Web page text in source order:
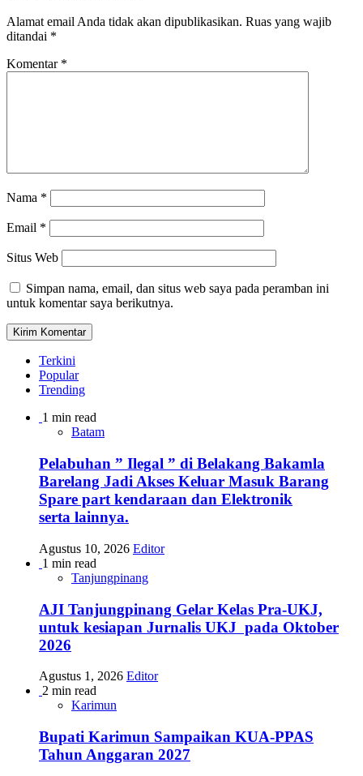
Alamat email Anda tidak akan dipublikasikan. Ruas yang wajib
ditandai *
Komentar *
Nama *
Email *
Situs Web
Simpan nama, email, dan situs web saya pada peramban ini
untuk komentar saya berikutnya.
Terkini
Popular
Trending
1 min read
Batam
Pelabuhan ” Ilegal ” di Belakang Bakamla
Barelang Jadi Akses Keluar Masuk Barang
Spare part kendaraan dan Elektronik
serta lainnya.
Agustus 10, 2026 Editor
1 min read
Tanjungpinang
AJI Tanjungpinang Gelar Kelas Pra-UKJ,
untuk kesiapan Jurnalis UKJ pada Oktober
2026
Agustus 1, 2026 Editor
2 min read
Karimun
Bupati Karimun Sampaikan KUA-PPAS
Tahun Anggaran 2027